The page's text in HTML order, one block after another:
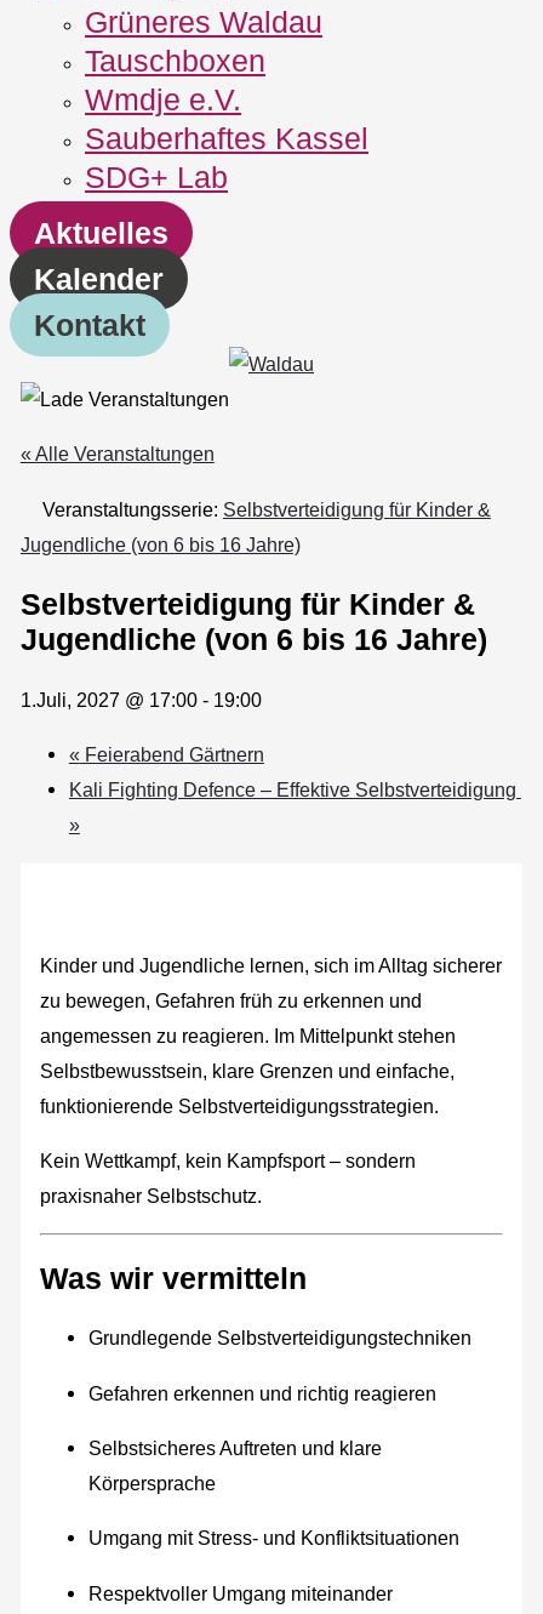
Grüneres Waldau
Tauschboxen
Wmdje e.V.
Sauberhaftes Kassel
SDG+ Lab
Aktuelles
Kalender
Kontakt
« Alle Veranstaltungen
Veranstaltungsserie: Selbstverteidigung für Kinder &
Jugendliche (von 6 bis 16 Jahre)
Selbstverteidigung für Kinder &
Jugendliche (von 6 bis 16 Jahre)
1.Juli, 2027 @ 17:00- 19:00
« Feierabend Gärtnern
Kali Fighting Defence – Effektive Selbstverteidigung
»
Kinder und Jugendliche lernen, sich im Alltag sicherer
zu bewegen, Gefahren früh zu erkennen und
angemessen zu reagieren. Im Mittelpunkt stehen
Selbstbewusstsein, klare Grenzen und einfache,
funktionierende Selbstverteidigungsstrategien.
Kein Wettkampf, kein Kampfsport – sondern
praxisnaher Selbstschutz.
Was wir vermitteln
Grundlegende Selbstverteidigungstechniken
Gefahren erkennen und richtig reagieren
Selbstsicheres Auftreten und klare
Körpersprache
Umgang mit Stress- und Konfliktsituationen
Respektvoller Umgang miteinander